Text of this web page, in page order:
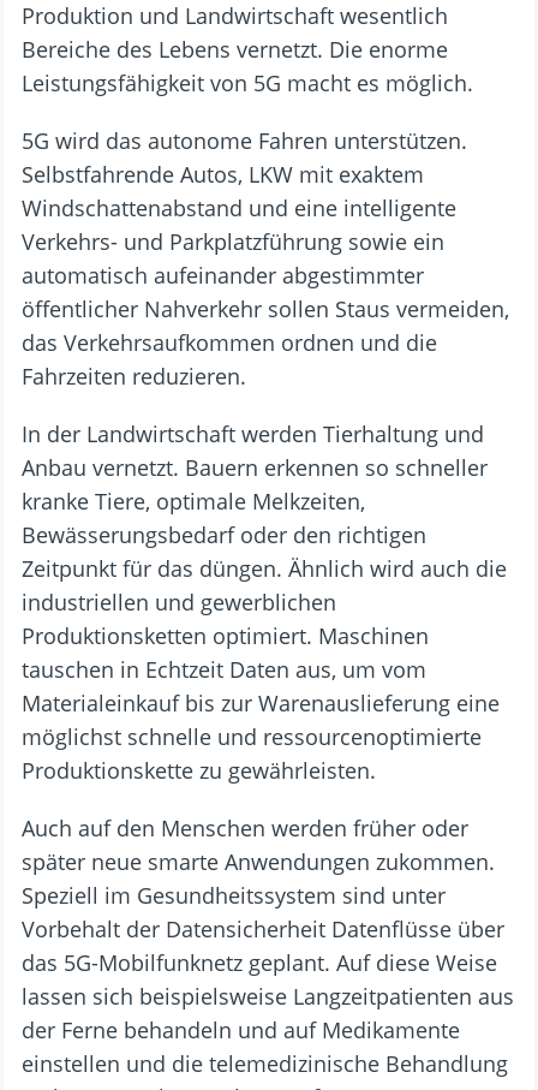
Produktion und Landwirtschaft wesentlich
Bereiche des Lebens vernetzt. Die enorme
Leistungsfähigkeit von 5G macht es möglich.
5G wird das autonome Fahren unterstützen.
Selbstfahrende Autos, LKW mit exaktem
Windschattenabstand und eine intelligente
Verkehrs- und Parkplatzführung sowie ein
automatisch aufeinander abgestimmter
öffentlicher Nahverkehr sollen Staus vermeiden,
das Verkehrsaufkommen ordnen und die
Fahrzeiten reduzieren.
In der Landwirtschaft werden Tierhaltung und
Anbau vernetzt. Bauern erkennen so schneller
kranke Tiere, optimale Melkzeiten,
Bewässerungsbedarf oder den richtigen
Zeitpunkt für das düngen. Ähnlich wird auch die
industriellen und gewerblichen
Produktionsketten optimiert. Maschinen
tauschen in Echtzeit Daten aus, um vom
Materialeinkauf bis zur Warenauslieferung eine
möglichst schnelle und ressourcenoptimierte
Produktionskette zu gewährleisten.
Auch auf den Menschen werden früher oder
später neue smarte Anwendungen zukommen.
Speziell im Gesundheitssystem sind unter
Vorbehalt der Datensicherheit Datenflüsse über
das 5G-Mobilfunknetz geplant. Auf diese Weise
lassen sich beispielsweise Langzeitpatienten aus
der Ferne behandeln und auf Medikamente
einstellen und die telemedizinische Behandlung